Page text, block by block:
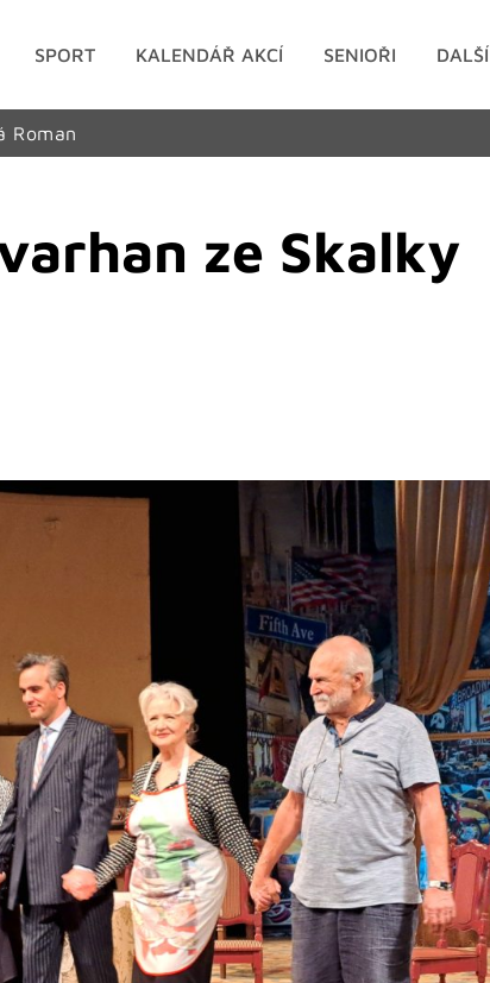
SPORT KALENDÁŘ AKCÍ SENIOŘI DALŠÍ
Roman
ze Skalky